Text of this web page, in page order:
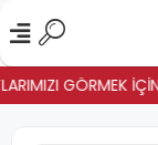
GÖRMEK